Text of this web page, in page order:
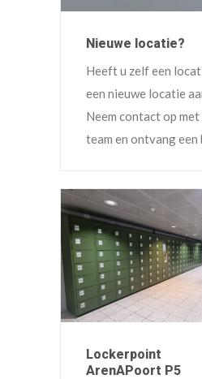
Nieuwe locatie?
Heeft u zelf een
een nieuwe locatie
Neem contact op met
team en ontvang een
Lockerpoint
ArenAPoort P5